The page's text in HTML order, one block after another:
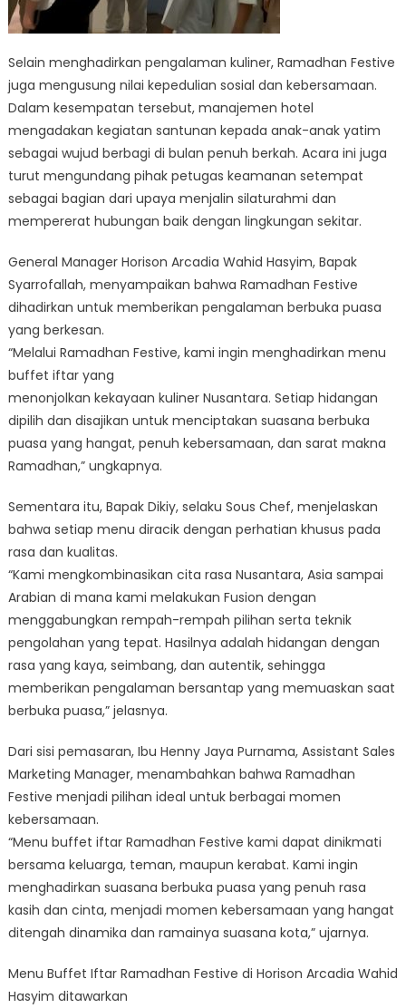
Selain menghadirkan pengalaman kuliner, Ramadhan Festive
juga mengusung nilai kepedulian sosial dan kebersamaan.
Dalam kesempatan tersebut, manajemen hotel
mengadakan kegiatan santunan kepada anak-anak yatim
sebagai wujud berbagi di bulan penuh berkah. Acara ini juga
turut mengundang pihak petugas keamanan setempat
sebagai bagian dari upaya menjalin silaturahmi dan
mempererat hubungan baik dengan lingkungan sekitar.
General Manager Horison Arcadia Wahid Hasyim, Bapak
Syarrofallah, menyampaikan bahwa Ramadhan Festive
dihadirkan untuk memberikan pengalaman berbuka puasa
yang berkesan.
“Melalui Ramadhan Festive, kami ingin menghadirkan menu
buffet iftar yang
menonjolkan kekayaan kuliner Nusantara. Setiap hidangan
dipilih dan disajikan untuk menciptakan suasana berbuka
puasa yang hangat, penuh kebersamaan, dan sarat makna
Ramadhan,” ungkapnya.
Sementara itu, Bapak Dikiy, selaku Sous Chef, menjelaskan
bahwa setiap menu diracik dengan perhatian khusus pada
rasa dan kualitas.
“Kami mengkombinasikan cita rasa Nusantara, Asia sampai
Arabian di mana kami melakukan Fusion dengan
menggabungkan rempah-rempah pilihan serta teknik
pengolahan yang tepat. Hasilnya adalah hidangan dengan
rasa yang kaya, seimbang, dan autentik, sehingga
memberikan pengalaman bersantap yang memuaskan saat
berbuka puasa,” jelasnya.
Dari sisi pemasaran, Ibu Henny Jaya Purnama, Assistant Sales
Marketing Manager, menambahkan bahwa Ramadhan
Festive menjadi pilihan ideal untuk berbagai momen
kebersamaan.
“Menu buffet iftar Ramadhan Festive kami dapat dinikmati
bersama keluarga, teman, maupun kerabat. Kami ingin
menghadirkan suasana berbuka puasa yang penuh rasa
kasih dan cinta, menjadi momen kebersamaan yang hangat
ditengah dinamika dan ramainya suasana kota,” ujarnya.
Menu Buffet Iftar Ramadhan Festive di Horison Arcadia Wahid
Hasyim ditawarkan